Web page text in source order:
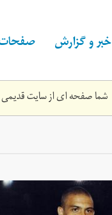
خبر و گزارش
شما صفحه ای از سایت قدیمی